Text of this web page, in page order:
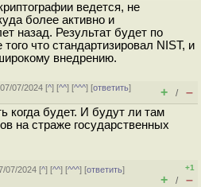
ведется, не
более активно и
назад. Результат будет по
что стандартизировал NIST, и
внедрению.
07/2024 [^] [^^] [^^^] [ответить]
+ / –
когда будет. И будут ли там
на страже государственных
07/2024 [^] [^^] [^^^] [ответить]
+1
+ / –